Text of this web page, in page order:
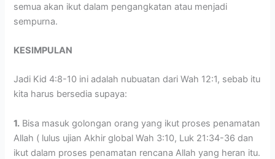
semua akan ikut dalam pengangkatan atau menjadi
sempurna.
KESIMPULAN
Jadi Kid 4:8-10 ini adalah nubuatan dari Wah 12:1, sebab itu
kita harus bersedia supaya:
1. Bisa masuk golongan orang yang ikut proses penamatan
Allah ( lulus ujian Akhir global Wah 3:10, Luk 21:34-36 dan
ikut dalam proses penamatan rencana Allah yang heran itu.